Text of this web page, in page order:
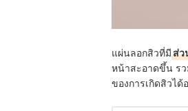
แผ่นลอกสิวที่มีส่ว
หน้าสะอาดขึ้น รว
ของการเกิดสิวไ